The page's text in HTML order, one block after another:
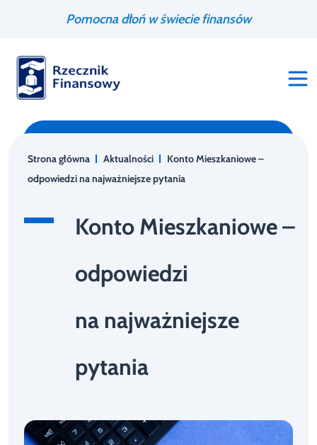
Pomocna dłoń w świecie finansów
Strona główna Aktualności
Konto Mieszkaniowe –
odpowiedzi na najważniejsze pytania
Konto Mieszkaniowe –
odpowiedzi
na najważniejsze
pytania